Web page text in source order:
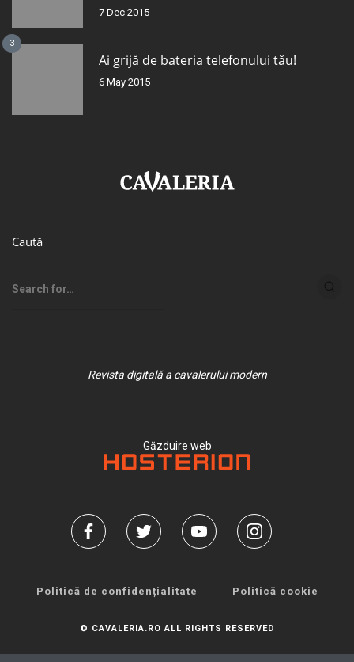
7 Dec 2015
3
Ai grijă de bateria telefonului tău!
6 May 2015
Caută
Revista digitală a cavalerului modern
Găzduire web
Politică de confidențialitate Politică cookie
© CAVALERIA.RO ALL RIGHTS RESERVED